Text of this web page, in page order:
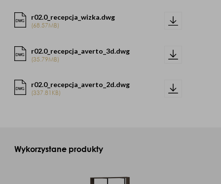
DWG r02.0_recepcja_wizka.dwg
(68.57MB)
DWG r02.0_recepcja_averto_3d.dwg
(35.79MB)
DWG r02.0_recepcja_averto_2d.dwg
(337.81KB)
Wykorzystane produkty